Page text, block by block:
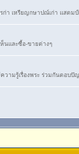
ก่า เหรียญกษาปณ์เก่า แสตมป์
น​และ​ซื้อ​-​ขายต่างๆ
วามรู้เรื่องพระ ร่วมกันตอบปั